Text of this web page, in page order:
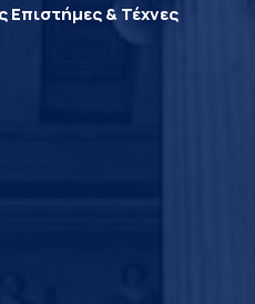
Επιστήμες & Τέχνες